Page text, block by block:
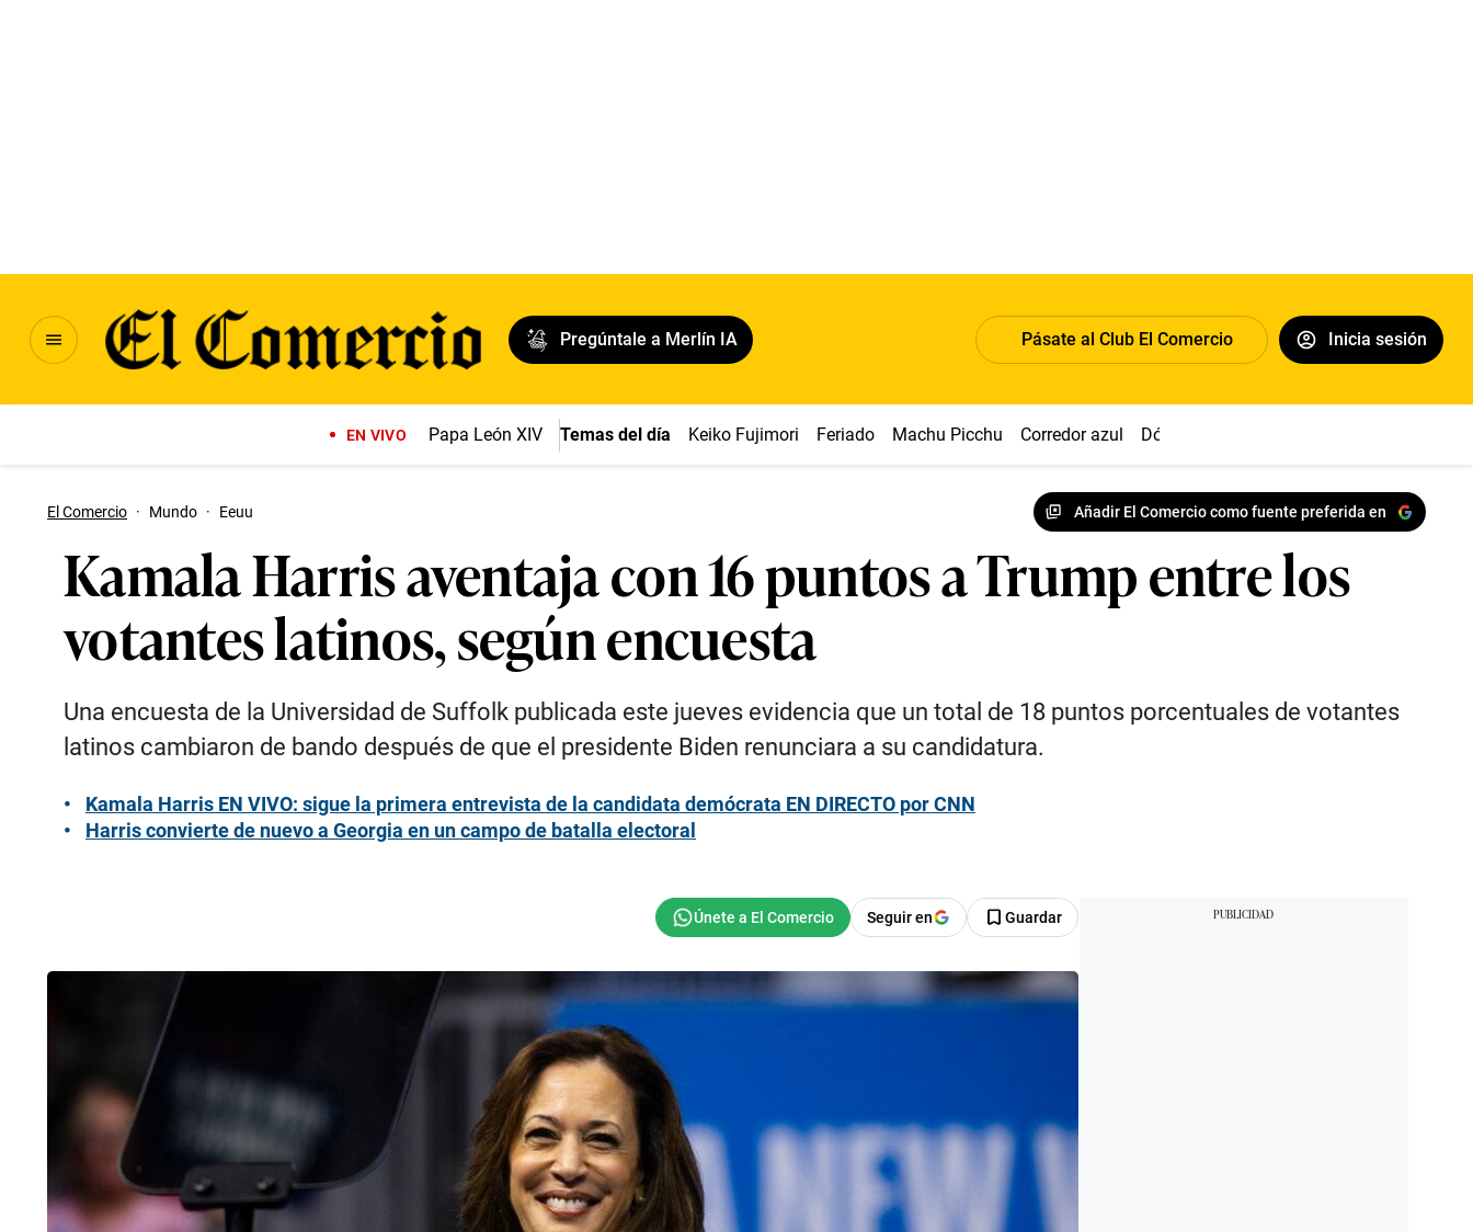
Pregúntale a Merlín IA Pásate al Club El Comercio Inicia sesión
EN VIVO Papa León XIV Temas del día Keiko Fujimori Feriado Machu Picchu Corredor azul Dólar
El Comercio · Mundo · Eeuu Añadir El Comercio como fuente preferida en
Kamala Harris aventaja con 16 puntos a Trump entre los
votantes latinos, según encuesta
Una encuesta de la Universidad de Suffolk publicada este jueves evidencia que un total de 18 puntos porcentuales de votantes
latinos cambiaron de bando después de que el presidente Biden renunciara a su candidatura.
Kamala Harris EN VIVO: sigue la primera entrevista de la candidata demócrata EN DIRECTO por CNN
Harris convierte de nuevo a Georgia en un campo de batalla electoral
Seguir en Guardar